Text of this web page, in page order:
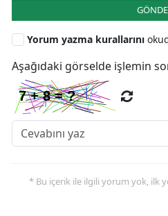
Yorum yazma kurallarını
Aşağıdaki görselde işlemin
* Bu içerik ile ilgili yorum yok, ilk